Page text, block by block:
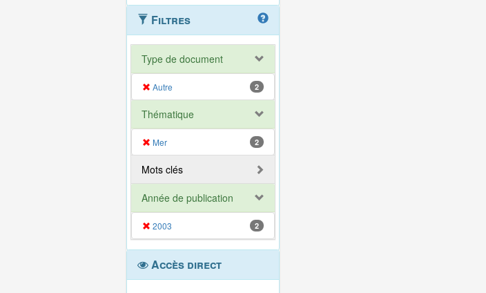
Filtres
Type de document
Autre 2
Thématique
Mer 2
Mots clés
Année de publication
2003 2
Accès direct